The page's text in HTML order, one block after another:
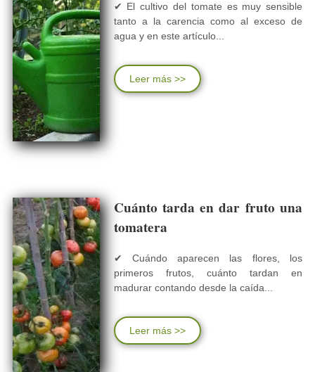
✔ El cultivo del tomate es muy sensible
tanto a la carencia como al exceso de
agua y en este artículo...
Leer más >>
Cuánto tarda en dar fruto una
tomatera
✔ Cuándo aparecen las flores, los
primeros frutos, cuánto tardan en
madurar contando desde la caída...
Leer más >>